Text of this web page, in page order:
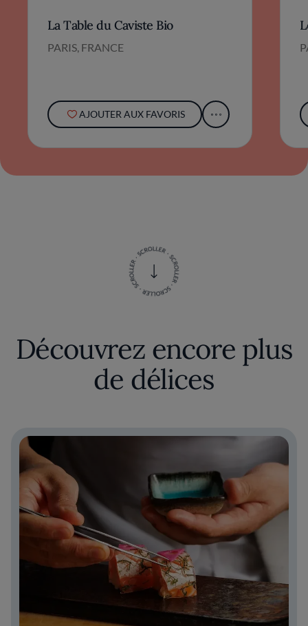
l'innovation rencontre la tradition, pour le
plus grand plaisir des amateurs de bonne
La Table du Caviste Bio
PARIS, FRANCE
AJOUTER AUX FAVORIS
Découvrez encore plus
de délices